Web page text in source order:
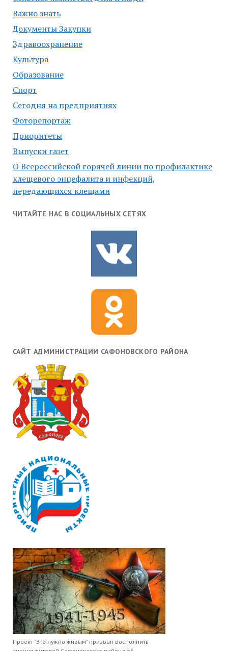
Важно знать
Документы Закупки
Здравоохранение
Культура
Образование
Спорт
Сегодня на предприятиях
Фоторепортаж
Приоритеты
Выпуски газет
О Всероссийской горячей линии по профилактике
клещевого энцефалита и инфекций,
передающихся клещами
ЧИТАЙТЕ НАС В СОЦИАЛЬНЫХ СЕТЯХ
САЙТ АДМИНИСТРАЦИИ САФОНОВСКОГО РАЙОНА
Проект "Это нужно живым" призван восполнить